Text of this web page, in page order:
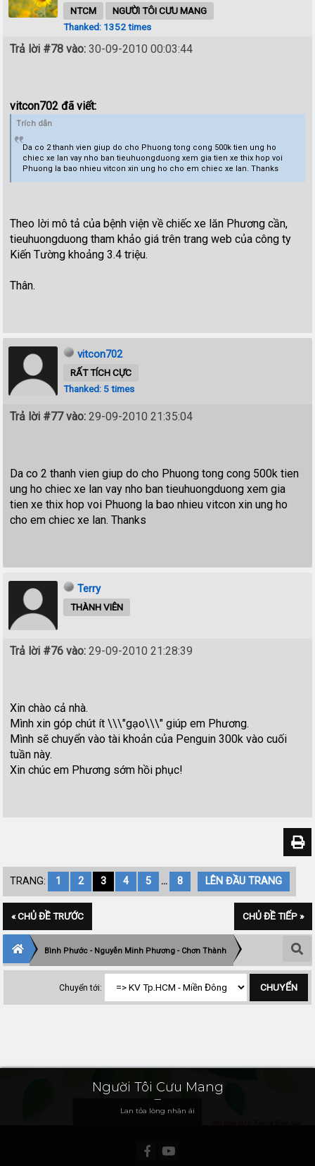
NTCM
NGƯỜI TÔI CƯU MANG
Thanked: 1352 times
Trả lời #78 vào: 30-09-2010 00:03:44
vitcon702 đã viết:
Trích dẫn
Da co 2 thanh vien giup do cho Phuong tong cong 500k tien ung ho
chiec xe lan vay nho ban tieuhuongduong xem gia tien xe thix hop voi
Phuong la bao nhieu vitcon xin ung ho cho em chiec xe lan. Thanks
Theo lời mô tả của bệnh viện về chiếc xe lăn Phương cần,
tieuhuongduong tham khảo giá trên trang web của công ty
Kiến Tường khoảng 3.4 triệu.
Thân.
vitcon702
RẤT TÍCH CỰC
Thanked: 5 times
Trả lời #77 vào: 29-09-2010 21:35:04
Da co 2 thanh vien giup do cho Phuong tong cong 500k tien
ung ho chiec xe lan vay nho ban tieuhuongduong xem gia
tien xe thix hop voi Phuong la bao nhieu vitcon xin ung ho
cho em chiec xe lan. Thanks
Terry
THÀNH VIÊN
Trả lời #76 vào: 29-09-2010 21:28:39
Xin chào cả nhà.
Mình xin góp chút ít \\\"gạo\\\" giúp em Phương.
Mình sẽ chuyển vào tài khoản của Penguin 300k vào cuối
tuần này.
Xin chúc em Phương sớm hồi phục!
TRANG: 1 2 3 4 5 ... 8 LÊN ĐẦU TRANG
« CHỦ ĐỀ TRƯỚC CHỦ ĐỀ TIẾP »
Bình Phước - Nguyễn Minh Phương - Chơn Thành
Chuyển tới:
Người Tôi Cưu Mang
Lan tỏa lòng nhân ái